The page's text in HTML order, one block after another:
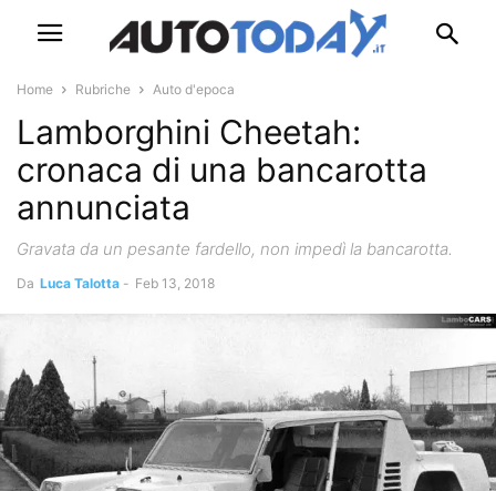
Home Rubriche Auto d'epoca
Lamborghini Cheetah:
cronaca di una bancarotta
annunciata
Gravata da un pesante fardello, non impedì la bancarotta.
Da Luca Talotta - Feb 13, 2018